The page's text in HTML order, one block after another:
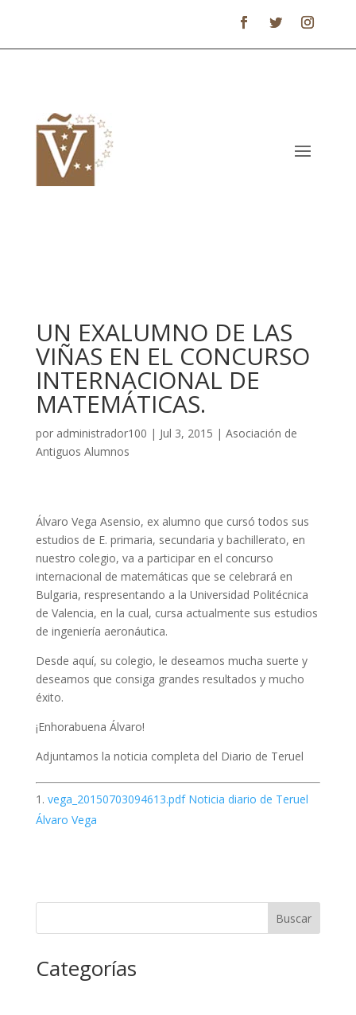
UN EXALUMNO DE LAS
VIÑAS EN EL CONCURSO
INTERNACIONAL DE
MATEMÁTICAS.
por administrador100 | Jul 3, 2015 | Asociación de
Antiguos Alumnos
Álvaro Vega Asensio, ex alumno que cursó todos sus
estudios de E. primaria, secundaria y bachillerato, en
nuestro colegio, va a participar en el concurso
internacional de matemáticas que se celebrará en
Bulgaria, respresentando a la Universidad Politécnica
de Valencia, en la cual, cursa actualmente sus estudios
de ingeniería aeronáutica.
Desde aquí, su colegio, le deseamos mucha suerte y
deseamos que consiga grandes resultados y mucho
éxito.
¡Enhorabuena Álvaro!
Adjuntamos la noticia completa del Diario de Teruel
vega_20150703094613.pdf Noticia diario de Teruel
Álvaro Vega
Buscar
Categorías